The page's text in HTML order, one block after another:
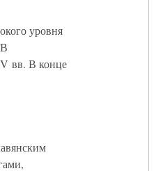
уровня
вв. В конце